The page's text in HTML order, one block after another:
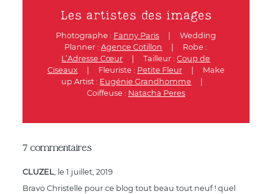
Les artistes des images
Photographe : Fanny Paris |
Wedding
Planner :Agence Cotillon |
Robe :
L’Adresse Cœur
| Tailleur :Coup de
Ciseaux
| Fleuriste : Petite Fleur |
Make
up Artist : Eugénie Grandhomme
|
Coiffeuse : Natacha Peres
7 commentaires
CLUZEL , le 1 juillet, 2019
Bravo Christelle pour ce blog tout beau tout neuf ! quel